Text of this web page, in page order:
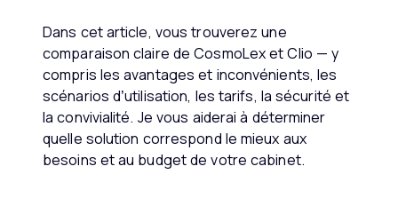
Dans cet article, vous trouverez une
comparaison claire de CosmoLex et Clio — y
compris les avantages et inconvénients, les
scénarios d’utilisation, les tarifs, la sécurité et
la convivialité. Je vous aiderai à déterminer
quelle solution correspond le mieux aux
besoins et au budget de votre cabinet.